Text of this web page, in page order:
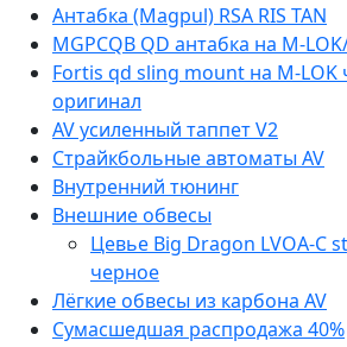
Антабка (Magpul) RSA RIS TAN
MGPCQB QD антабка на M-
Fortis qd sling mount на M-LOK
оригинал
AV усиленный таппет V2
Страйкбольные автоматы AV
Внутренний тюнинг
Внешние обвесы
Цевье Big Dragon LVOA-С
черное
Лёгкие обвесы из карбона AV
Сумасшедшая распродажа 40%